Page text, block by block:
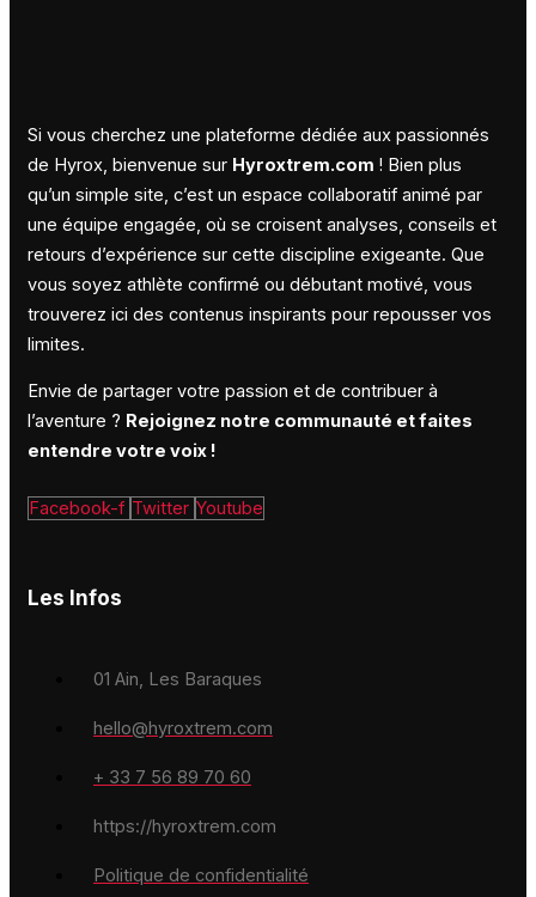
Si vous cherchez une plateforme dédiée aux passionnés
de Hyrox, bienvenue sur Hyroxtrem.com ! Bien plus
qu’un simple site, c’est un espace collaboratif animé par
une équipe engagée, où se croisent analyses, conseils et
retours d’expérience sur cette discipline exigeante. Que
vous soyez athlète confirmé ou débutant motivé, vous
trouverez ici des contenus inspirants pour repousser vos
limites.
Envie de partager votre passion et de contribuer à
l’aventure ? Rejoignez notre communauté et faites
entendre votre voix !
Facebook-f Twitter Youtube
Les Infos
01 Ain, Les Baraques
hello@hyroxtrem.com
+ 33 7 56 89 70 60
https://hyroxtrem.com
Politique de confidentialité